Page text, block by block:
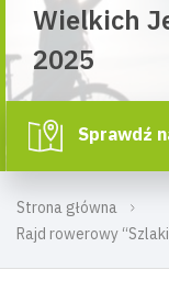
Strona główna
Rajd rowerowy
Wielkich
2025
Sprawdź